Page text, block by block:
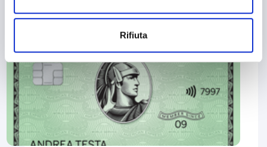
Rifiuta